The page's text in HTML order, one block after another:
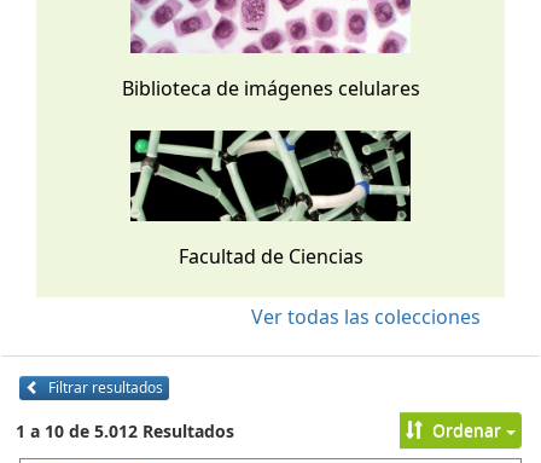
Biblioteca de imágenes celulares
Facultad de Ciencias
Ver todas las colecciones
Filtrar resultados
1 a 10 de 5.012 Resultados Ordenar